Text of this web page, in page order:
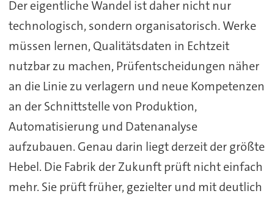
Der eigentliche Wandel ist daher nicht nur
technologisch, sondern organisatorisch. Werke
müssen lernen, Qualitätsdaten in Echtzeit
nutzbar zu machen, Prüfentscheidungen näher
an die Linie zu verlagern und neue Kompetenzen
an der Schnittstelle von Produktion,
Automatisierung und Datenanalyse
aufzubauen. Genau darin liegt derzeit der größte
Hebel. Die Fabrik der Zukunft prüft nicht einfach
mehr. Sie prüft früher, gezielter und mit deutlich